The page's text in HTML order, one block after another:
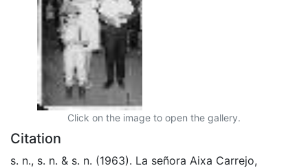
Click on the image to open the gallery.
Citation
s. n., s. n. & s. n. (1963). La señora Aixa Carrejo,